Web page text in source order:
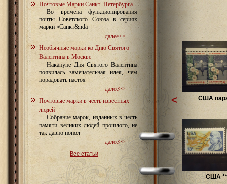
Почтовые Марки Санкт–Петербурга
Во времена функционирования
почты Советского Союза в сериях
марки «Санкт&nda
далее>>
Необычные марки ко Дню Святого
Валентина в Москве
Накануне Дня Святого Валентина
появилась замечательная идея, чем
порадовать настоя
далее>>
Почтовые марки в честь известных
людей
Собрание марок, изданных в честь
памяти великих людей прошлого, не
так давно попол
далее>>
Все статьи
США
США **
<